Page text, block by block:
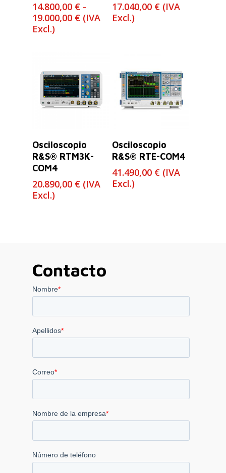
14.800,00 € -
19.000,00 €Rango
hasta
19.000,00 €
(IVA
Excl.)
17.040,00 € (IVA
Excl.)
Osciloscopio
R&S® RTM3K-
COM4
20.890,00 € (IVA
Excl.)
Osciloscopio
R&S® RTE-COM4
41.490,00 € (IVA
Excl.)
Contacto